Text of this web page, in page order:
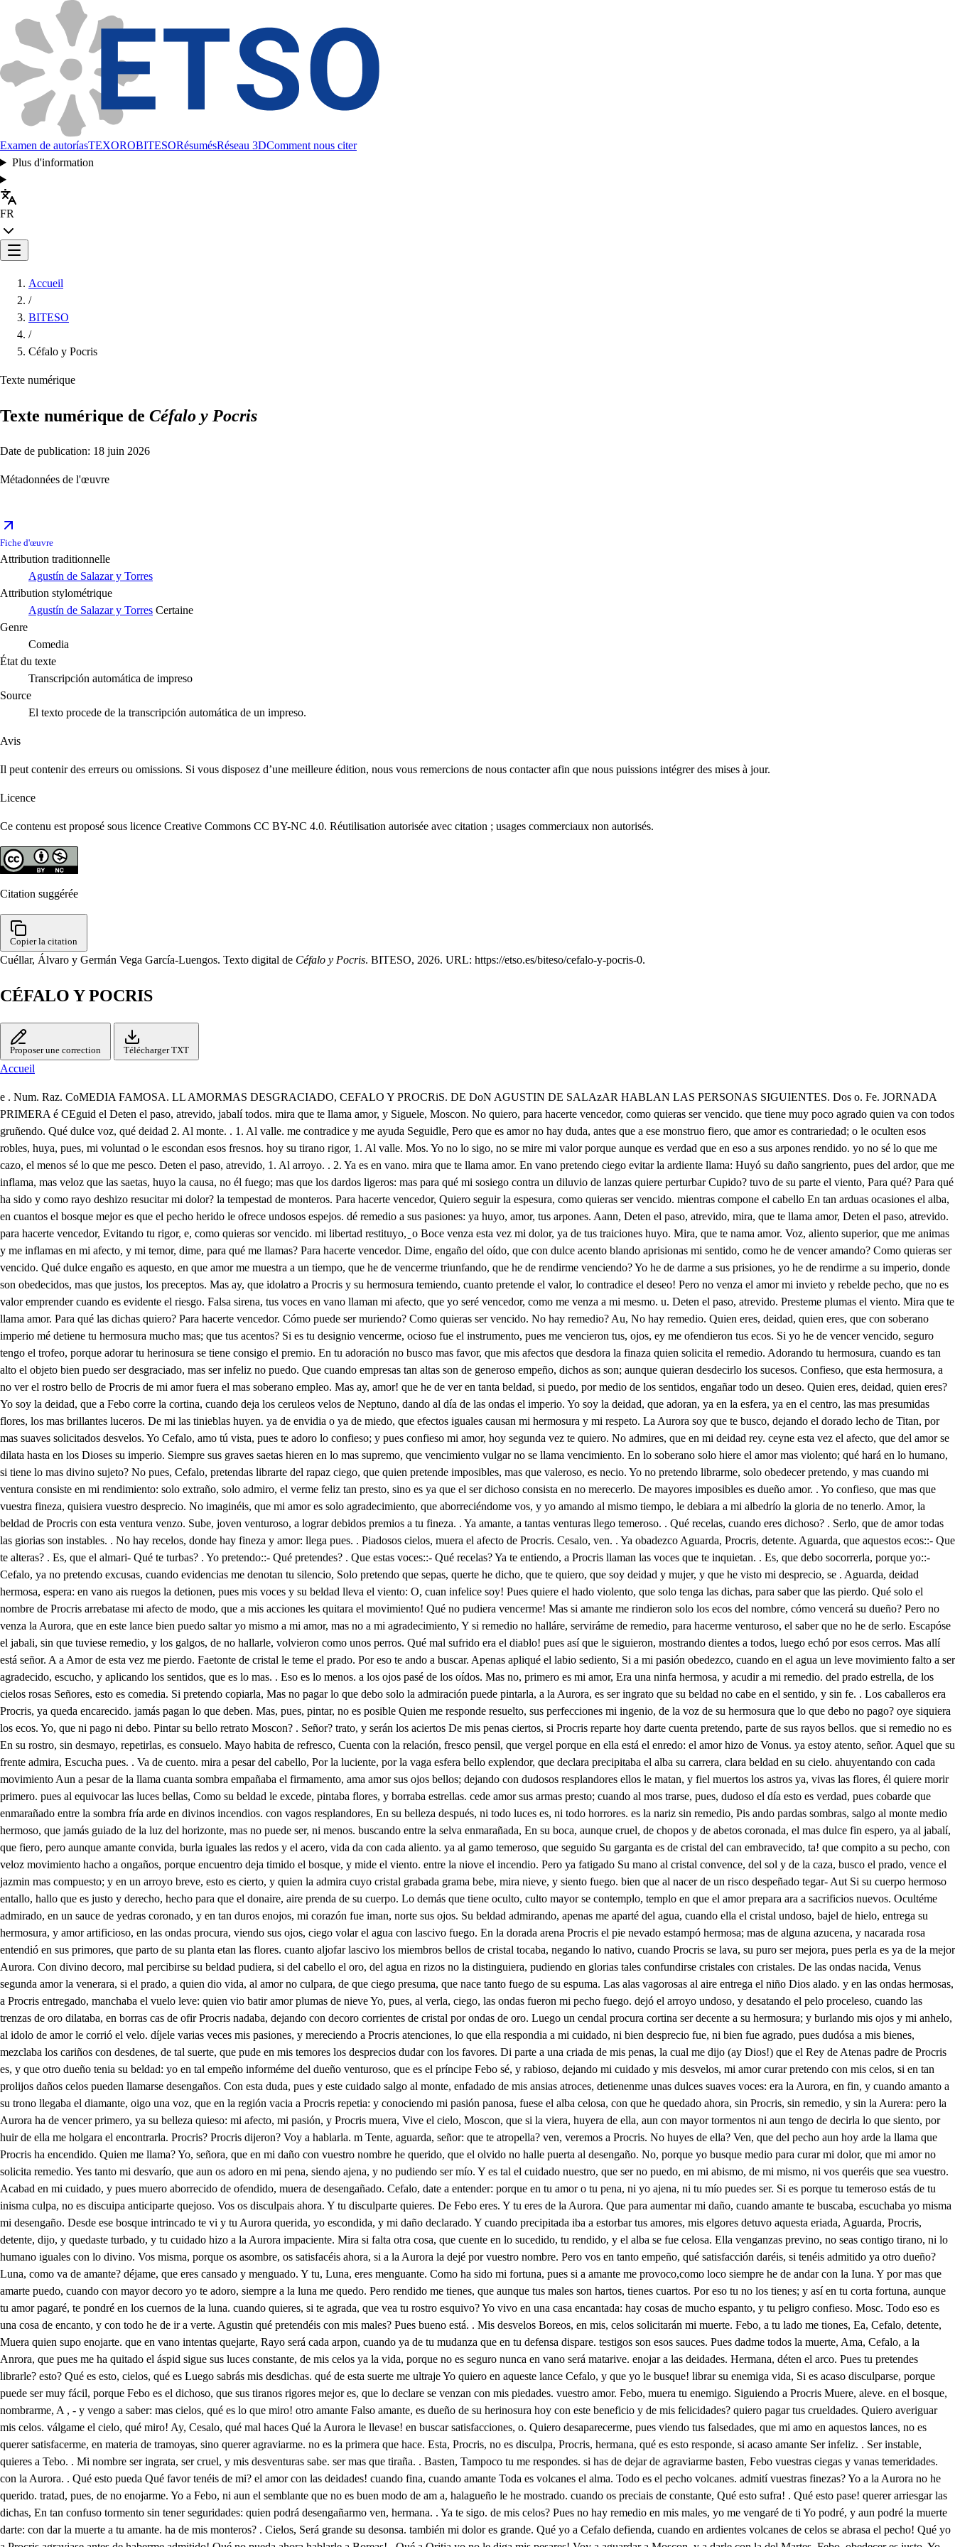
Examen de autoríasTEXOROBITESORésumésRéseau 3DComment nous citer
Plus d'information
FR
Accueil
/
BITESO
/
Céfalo y Pocris
Texte numérique
Texte numérique de Céfalo y Pocris
Date de publication: 18 juin 2026
Métadonnées de l'œuvre
Fiche d'œuvre
Attribution traditionnelle
Agustín de Salazar y Torres
Attribution stylométrique
Agustín de Salazar y Torres Certaine
Genre
Comedia
État du texte
Transcripción automática de impreso
Source
El texto procede de la transcripción automática de un impreso.
Avis
Il peut contenir des erreurs ou omissions. Si vous disposez d’une meilleure édition, nous vous remercions de nous contacter afin que nous puissions intégrer des mises à jour.
Licence
Ce contenu est proposé sous licence Creative Commons CC BY-NC 4.0. Réutilisation autorisée avec citation ; usages commerciaux non autorisés.
Citation suggérée
Copier la citation
Cuéllar, Álvaro y Germán Vega García-Luengos. Texto digital de Céfalo y Pocris. BITESO, 2026. URL: https://etso.es/biteso/cefalo-y-pocris-0.
CÉFALO Y POCRIS
Proposer une correction Télécharger TXT
Accueil
e . Num. Raz. CoMEDIA FAMOSA. LL AMORMAS DESGRACIADO, CEFALO Y PROCRiS. DE DoN AGUSTIN DE SALAzAR HABLAN LAS PERSONAS SIGUIENTES. Dos o. Fe. JORNADA PRIMERA é CEguid el Deten el paso, atrevido, jabalí todos. mira que te llama amor, y Siguele, Moscon. No quiero, para hacerte vencedor, como quieras ser vencido. que tiene muy poco agrado quien va con todos gruñendo. Qué dulce voz, qué deidad 2. Al monte. . 1. Al valle. me contradice y me ayuda Seguidle, Pero que es amor no hay duda, antes que a ese monstruo fiero, que amor es contrariedad; o le oculten esos robles, huya, pues, mi voluntad o le escondan esos fresnos. hoy su tirano rigor, 1. Al valle. Mos. Yo no lo sigo, no se mire mi valor porque aunque es verdad que en eso a sus arpones rendido. yo no sé lo que me cazo, el menos sé lo que me pesco. Deten el paso, atrevido, 1. Al arroyo. . 2. Ya es en vano. mira que te llama amor. En vano pretendo ciego evitar la ardiente llama: Huyó su daño sangriento, pues del ardor, que me inflama, mas veloz que las saetas, huyo la causa, no él fuego; mas que los dardos ligeros: mas para qué mi sosiego contra un diluvio de lanzas quiere perturbar Cupido? tuvo de su parte el viento, Para qué? Para qué ha sido y como rayo deshizo resucitar mi dolor? la tempestad de monteros. Para hacerte vencedor, Quiero seguir la espesura, como quieras ser vencido. mientras compone el cabello En tan arduas ocasiones el alba, en cuantos el bosque mejor es que el pecho herido le ofrece undosos espejos. dé remedio a sus pasiones: ya huyo, amor, tus arpones. Aann, Deten el paso, atrevido, mira, que te llama amor, Deten el paso, atrevido. para hacerte vencedor, Evitando tu rigor, e, como quieras sor vencido. mi libertad restituyo, ̱ o Boce venza esta vez mi dolor, ya de tus traiciones huyo. Mira, que te nama amor. Voz, aliento superior, que me animas y me inflamas en mi afecto, y mi temor, dime, para qué me llamas? Para hacerte vencedor. Dime, engaño del oído, que con dulce acento blando aprisionas mi sentido, como he de vencer amando? Como quieras ser vencido. Qué dulce engaño es aquesto, en que amor me muestra a un tiempo, que he de vencerme triunfando, que he de rendirme venciendo? Yo he de darme a sus prisiones, yo he de rendirme a su imperio, donde son obedecidos, mas que justos, los preceptos. Mas ay, que idolatro a Procris y su hermosura temiendo, cuanto pretende el valor, lo contradice el deseo! Pero no venza el amor mi invieto y rebelde pecho, que no es valor emprender cuando es evidente el riesgo. Falsa sirena, tus voces en vano llaman mi afecto, que yo seré vencedor, como me venza a mi mesmo. u. Deten el paso, atrevido. Presteme plumas el viento. Mira que te llama amor. Para qué las dichas quiero? Para hacerte vencedor. Cómo puede ser muriendo? Como quieras ser vencido. No hay remedio? Au, No hay remedio. Quien eres, deidad, quien eres, que con soberano imperio mé detiene tu hermosura mucho mas; que tus acentos? Si es tu designio vencerme, ocioso fue el instrumento, pues me vencieron tus, ojos, ey me ofendieron tus ecos. Si yo he de vencer vencido, seguro tengo el trofeo, porque adorar tu herinosura se tiene consigo el premio. En tu adoración no busco mas favor, que mis afectos que desdora la finaza quien solicita el remedio. Adorando tu hermosura, cuando es tan alto el objeto bien puedo ser desgraciado, mas ser infeliz no puedo. Que cuando empresas tan altas son de generoso empeño, dichos as son; aunque quieran desdecirlo los sucesos. Confieso, que esta hermosura, a no ver el rostro bello de Procris de mi amor fuera el mas soberano empleo. Mas ay, amor! que he de ver en tanta beldad, si puedo, por medio de los sentidos, engañar todo un deseo. Quien eres, deidad, quien eres? Yo soy la deidad, que a Febo corre la cortina, cuando deja los ceruleos velos de Neptuno, dando al día de las ondas el imperio. Yo soy la deidad, que adoran, ya en la esfera, ya en el centro, las mas presumidas flores, los mas brillantes luceros. De mi las tinieblas huyen. ya de envidia o ya de miedo, que efectos iguales causan mi hermosura y mi respeto. La Aurora soy que te busco, dejando el dorado lecho de Titan, por mas suaves solicitados desvelos. Yo Cefalo, amo tú vista, pues te adoro lo confieso; y pues confieso mi amor, hoy segunda vez te quiero. No admires, que en mi deidad rey. ceyne esta vez el afecto, que del amor se dilata hasta en los Dioses su imperio. Siempre sus graves saetas hieren en lo mas supremo, que vencimiento vulgar no se llama vencimiento. En lo soberano solo hiere el amor mas violento; qué hará en lo humano, si tiene lo mas divino sujeto? No pues, Cefalo, pretendas librarte del rapaz ciego, que quien pretende imposibles, mas que valeroso, es necio. Yo no pretendo librarme, solo obedecer pretendo, y mas cuando mi ventura consiste en mi rendimiento: solo extraño, solo admiro, el verme feliz tan presto, sino es ya que el ser dichoso consista en no merecerlo. De mayores imposibles es dueño amor. . Yo confieso, que mas que vuestra fineza, quisiera vuestro desprecio. No imaginéis, que mi amor es solo agradecimiento, que aborreciéndome vos, y yo amando al mismo tiempo, le debiara a mi albedrío la gloria de no tenerlo. Amor, la beldad de Procris con esta ventura venzo. Sube, joven venturoso, a lograr debidos premios a tu fineza. . Ya amante, a tantas venturas llego temeroso. . Qué recelas, cuando eres dichoso? . Serlo, que de amor todas las giorias son instables. . No hay recelos, donde hay fineza y amor: llega pues. . Piadosos cielos, muera el afecto de Procris. Cesalo, ven. . Ya obadezco Aguarda, Procris, detente. Aguarda, que aquestos ecos::- Que te alteras? . Es, que el almari- Qué te turbas? . Yo pretendo::- Qué pretendes? . Que estas voces::- Qué recelas? Ya te entiendo, a Procris llaman las voces que te inquietan. . Es, que debo socorrerla, porque yo::- Cefalo, ya no pretendo excusas, cuando evidencias me denotan tu silencio, Solo pretendo que sepas, querte he dicho, que te quiero, que soy deidad y mujer, y que he visto mi desprecio, se . Aguarda, deidad hermosa, espera: en vano ais ruegos la detionen, pues mis voces y su beldad lleva el viento: O, cuan infelice soy! Pues quiere el hado violento, que solo tenga las dichas, para saber que las pierdo. Qué solo el nombre de Procris arrebatase mi afecto de modo, que a mis acciones les quitara el movimiento! Qué no pudiera vencerme! Mas si amante me rindieron solo los ecos del nombre, cómo vencerá su dueño? Pero no venza la Aurora, que en este lance bien puedo saltar yo mismo a mi amor, mas no a mi agradecimiento, Y si remedio no halláre, serviráme de remedio, para hacerme venturoso, el saber que no he de serlo. Escapóse el jabali, sin que tuviese remedio, y los galgos, de no hallarle, volvieron como unos perros. Qué mal sufrido era el diablo! pues así que le siguieron, mostrando dientes a todos, luego echó por esos cerros. Mas allí está señor. A a Amor de esta vez me pierdo. Faetonte de cristal le teme el prado. Por eso te ando a buscar. Apenas apliqué el labio sediento, Si a mi pasión obedezco, cuando en el agua un leve movimiento falto a ser agradecido, escucho, y aplicando los sentidos, que es lo mas. . Eso es lo menos. a los ojos pasé de los oídos. Mas no, primero es mi amor, Era una ninfa hermosa, y acudir a mi remedio. del prado estrella, de los cielos rosas Señores, esto es comedia. Si pretendo copiarla, Mas no pagar lo que debo solo la admiración puede pintarla, a la Aurora, es ser ingrato que su beldad no cabe en el sentido, y sin fe. . Los caballeros era Procris, ya queda encarecido. jamás pagan lo que deben. Mas, pues, pintar, no es posible Quien me responde resuelto, sus perfecciones mi ingenio, de la voz de su hermosura que lo que debo no pago? oye siquiera los ecos. Yo, que ni pago ni debo. Pintar su bello retrato Moscon? . Señor? trato, y serán los aciertos De mis penas ciertos, si Procris reparte hoy darte cuenta pretendo, parte de sus rayos bellos. que si remedio no es En su rostro, sin desmayo, repetirlas, es consuelo. Mayo habita de refresco, Cuenta con la relación, fresco pensil, que vergel porque en ella está el enredo: el amor hizo de Vonus. ya estoy atento, señor. Aquel que su frente admira, Escucha pues. . Va de cuento. mira a pesar del cabello, Por la luciente, por la vaga esfera bello explendor, que declara precipitaba el alba su carrera, clara beldad en su cielo. ahuyentando con cada movimiento Aun a pesar de la llama cuanta sombra empañaba el firmamento, ama amor sus ojos bellos; dejando con dudosos resplandores ellos le matan, y fiel muertos los astros ya, vivas las flores, él quiere morir primero. pues al equivocar las luces bellas, Como su beldad le excede, pintaba flores, y borraba estrellas. cede amor sus armas presto; cuando al mos trarse, pues, dudoso el día esto es verdad, pues cobarde que enmarañado entre la sombra fría arde en divinos incendios. con vagos resplandores, En su belleza después, ni todo luces es, ni todo horrores. es la nariz sin remedio, Pis ando pardas sombras, salgo al monte medio hermoso, que jamás guiado de la luz del horizonte, mas no puede ser, ni menos. buscando entre la selva enmarañada, En su boca, aunque cruel, de chopos y de abetos coronada, el mas dulce fin espero, ya al jabalí, que fiero, pero aunque amante convida, burla iguales las redos y el acero, vida da con cada aliento. ya al gamo temeroso, que seguido Su garganta es de cristal del can embravecido, ta! que compito a su pecho, con veloz movimiento hacho a ongaños, porque encuentro deja timido el bosque, y mide el viento. entre la niove el incendio. Pero ya fatigado Su mano al cristal convence, del sol y de la caza, busco el prado, vence el jazmin mas compuesto; y en un arroyo breve, esto es cierto, y quien la admira cuyo cristal grabada grama bebe, mira nieve, y siento fuego. bien que al nacer de un risco despeñado tegar- Aut Si su cuerpo hermoso entallo, hallo que es justo y derecho, hecho para que el donaire, aire prenda de su cuerpo. Lo demás que tiene oculto, cu